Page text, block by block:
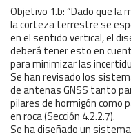
Objetivo 1.b: “Dado que la
la corteza terrestre se
en el sentido vertical, el
deberá tener esto en
para minimizar las
Se han revisado los
de antenas GNSS tanto
pilares de hormigón como
en roca (Sección 4.2.2.7).
Se ha diseñado un